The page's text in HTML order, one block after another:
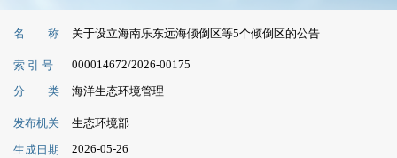
名 称 关于设立海南乐东远海倾倒区等5个倾倒区的公告
索 引 号 000014672/2026-00175
分 类 海洋生态环境管理
发布机关
生态环境部
生成日期
2026-05-26